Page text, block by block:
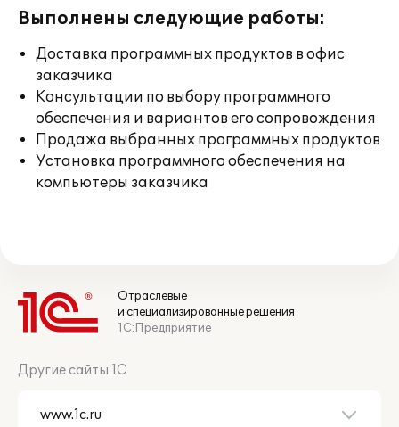
Выполнены следующие работы:
Доставка программных продуктов в офис
заказчика
Консультации по выбору программного
обеспечения и вариантов его сопровождения
Продажа выбранных программных продуктов
Установка программного обеспечения на
компьютеры заказчика
Отраслевые
и специализированные решения
1С:Предприятие
Другие сайты 1С